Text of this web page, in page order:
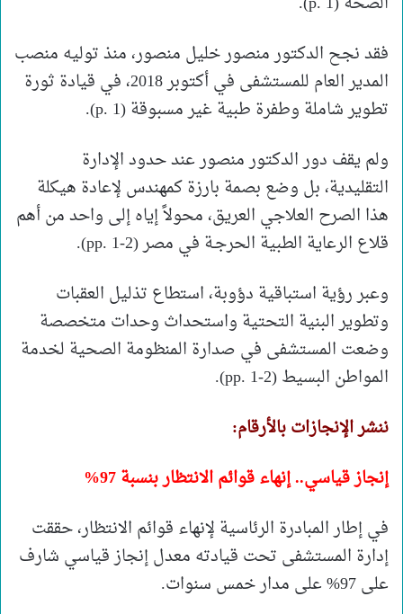
فقد نجح الدكتور منصور خليل منصور، منذ توليه منصب
المدير العام للمستشفى في أكتوبر 2018، في قيادة ثورة
تطوير شاملة وطفرة طبية غير مسبوقة (p. 1).
ولم يقف دور الدكتور منصور عند حدود الإدارة
التقليدية، بل وضع بصمة بارزة كمهندس لإعادة هيكلة
هذا الصرح العلاجي العريق، محولاً إياه إلى واحد من أهم
قلاع الرعاية الطبية الحرجـة في مصر (pp. 1-2).
وعبر رؤية استباقية دؤوبة، استطاع تذليل العقبات
وتطوير البنية التحتية واستحداث وحدات متخصصة
وضعت المستشفى في صدارة المنظومة الصحية لخدمة
المواطن البسيط (pp. 1-2).
ننشر الإنجازات بالأرقام:
إنجاز قياسي.. إنهاء قوائم الانتظار بنسبة 97%
في إطار المبادرة الرئاسية لإنهاء قوائم الانتظار، حققت
إدارة المستشفى تحت قيادته معدل إنجاز قياسي شارف
على 97% على مدار خمس سنوات.